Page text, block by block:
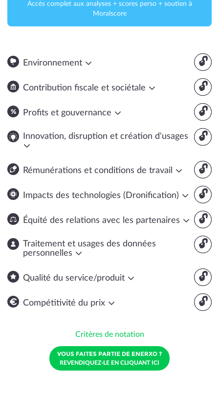
Accès complet aux analyses + scores perso + soutien à
Moralscore
🔓
Environnement
🔓
Contribution fiscale et sociétale
🔓
Profits et gouvernance
🔓
Innovation, disruption et création d'usages
🔓
Rémunérations et conditions de travail
🔓
Impacts des technologies (Dronification)
🔓
Équité des relations avec les partenaires
🔓
Traitement et usages des données
personnelles
🔓
Qualité du service/produit
🔓
Compétitivité du prix
Critères de notation
VOUS FAITES PARTIE DE ENERXO ?
REVENDIQUEZ-LE EN CLIQUANT ICI